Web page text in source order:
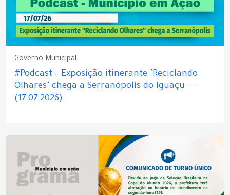
Governo Municipal
#Podcast – Exposição itinerante "Reciclando
Olhares" chega a Serranópolis do Iguaçu –
(17.07.2026)